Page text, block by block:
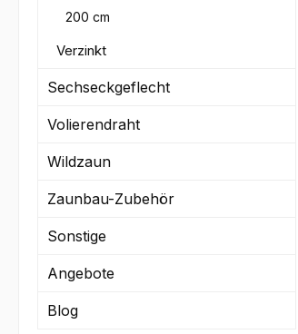
200 cm
Verzinkt
Sechseckgeflecht
Volierendraht
Wildzaun
Zaunbau-Zubehör
Sonstige
Angebote
Blog